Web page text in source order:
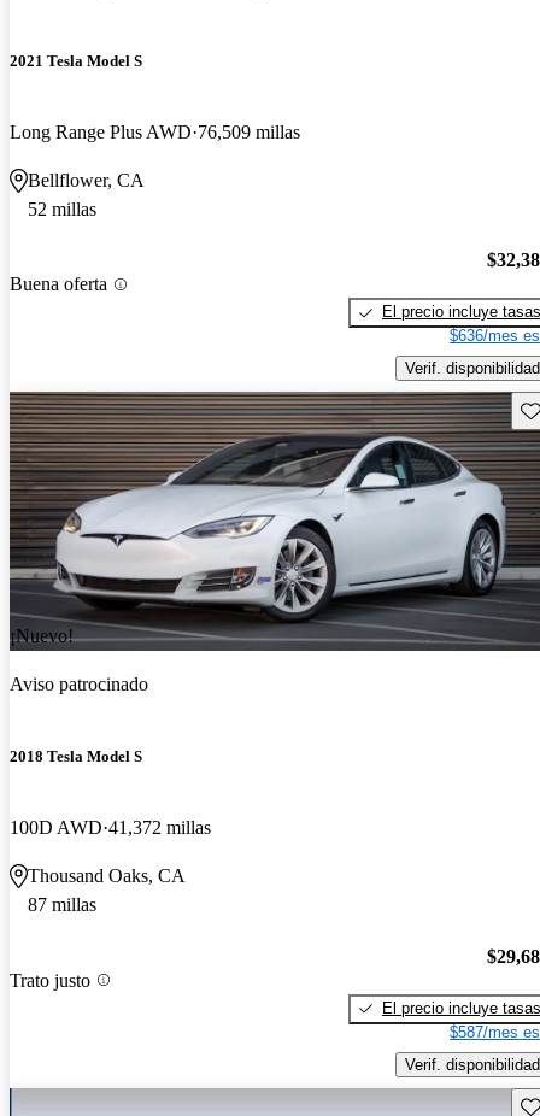
2021 Tesla Model S
Long Range Plus AWD 76,509 millas
Bellflower, CA
52 millas
Buena oferta
El precio incluye tasas
$636/mes
Verif. disponibilidad
¡Nuevo!
Aviso patrocinado
2018 Tesla Model S
100D AWD 41,372 millas
Thousand Oaks, CA
87 millas
Trato justo
El precio incluye tasas
$587/mes
Verif. disponibilidad